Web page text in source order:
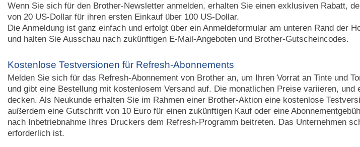
Wenn Sie sich für den Brother-Newsletter anmelden, erhalten Sie einen exklusiven Rabatt,
von 20 US-Dollar für ihren ersten Einkauf über 100 US-Dollar.
Die Anmeldung ist ganz einfach und erfolgt über ein Anmeldeformular am unteren Rand der
und halten Sie Ausschau nach zukünftigen E-Mail-Angeboten und Brother-Gutscheincodes.
Kostenlose Testversionen für Refresh-Abonnements
Melden Sie sich für das Refresh-Abonnement von Brother an, um Ihren Vorrat an Tinte und
und gibt eine Bestellung mit kostenlosem Versand auf. Die monatlichen Preise variieren,
decken. Als Neukunde erhalten Sie im Rahmen einer Brother-Aktion eine kostenlose
außerdem eine Gutschrift von 10 Euro für einen zukünftigen Kauf oder eine
nach Inbetriebnahme Ihres Druckers dem Refresh-Programm beitreten. Das Unternehmen
erforderlich ist.